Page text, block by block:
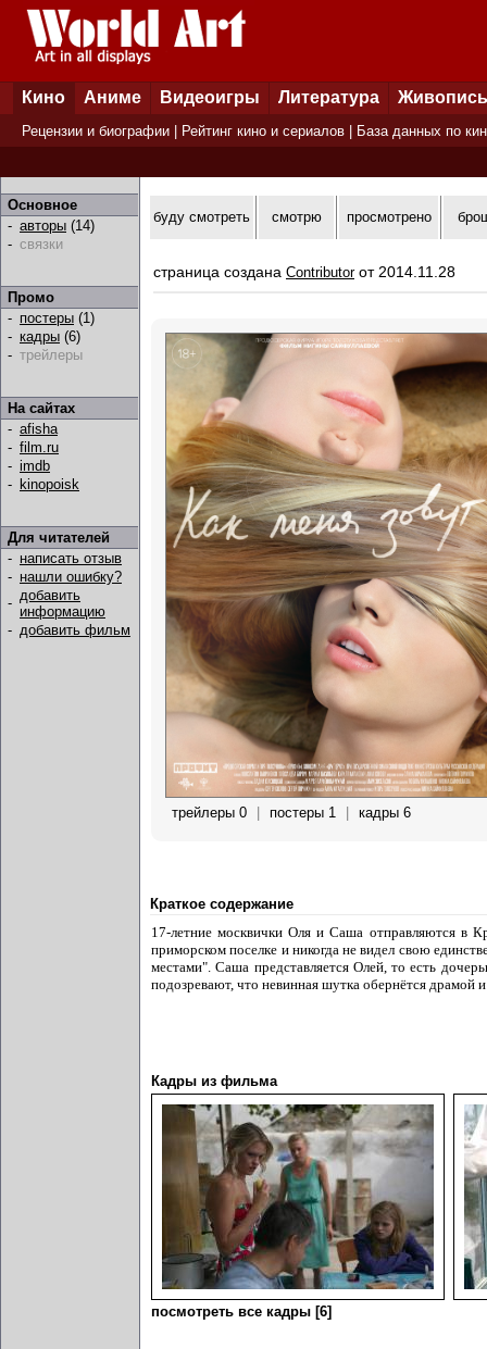
Кино Аниме Видеоигры Литература Живопись
Рецензии и биографии Рейтинг кино и сериалов База данных по
Основное
- авторы (14)
- связки
Промо
- постеры (1)
- кадры (6)
- трейлеры
На сайтах
- afisha
- film.ru
- imdb
- kinopoisk
Для читателей
- написать отзыв
- нашли ошибку?
- добавить
информацию
- добавить фильм
буду смотреть смотрю просмотрено
страница создана Contributorот 2014.11.28
трейлеры 0 | постеры 1 | кадры 6
Краткое содержание
17-летние москвички Оля и Саша отправляются в
приморском поселке и никогда не видел свою
местами". Саша представляется Олей, то есть
подозревают, что невинная шутка обернётся драмой
Кадры из фильма
посмотреть все кадры [6]